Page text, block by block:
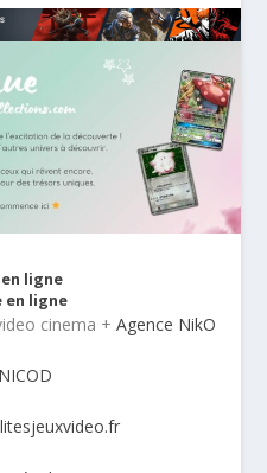
ligne
ligne
cinema + Agence NikO